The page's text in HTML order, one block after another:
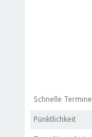
Schnelle Termine
Pünktlichkeit